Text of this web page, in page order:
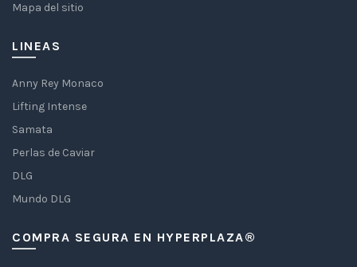
Mapa del sitio
LINEAS
Anny Rey Monaco
Lifting Intense
Samata
Perlas de Caviar
DLG
Mundo DLG
COMPRA SEGURA EN HYPERPLAZA®